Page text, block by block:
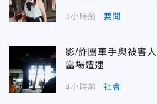
3小時前 要聞
影/詐團車手與被害
當場遭逮
4小時前 社會